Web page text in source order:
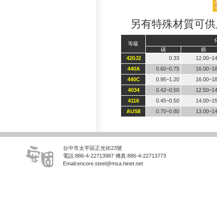
另有特殊材質可
等級
碳
鉻
420J2
0.33
440A
0.60~0.75
440C
0.95~1.20
4034
0.42~0.50
4116
0.45~0.50
AUS8
0.70~0.80
台中市太平區正光街23號
電話:886-4-22713987 傳真:886-4-22713773
Email:encore.steel@msa.hinet.net